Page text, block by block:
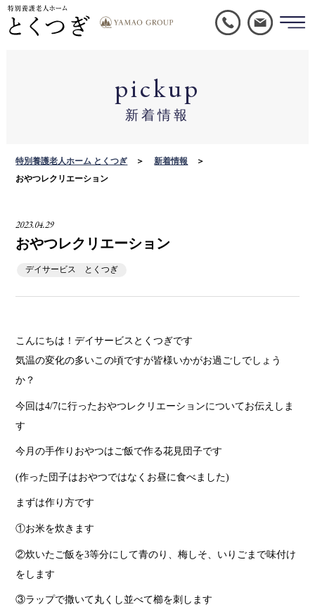
pickup
新着情報
特別養護老人ホーム とくつぎ 新着情報
おやつレクリエーション
2023.04.29
おやつレクリエーション
デイサービス とくつぎ
こんにちは！デイサービスとくつぎです
気温の変化の多いこの頃ですが皆様いかがお過ごしでしょう
か？
今回は4/7に行ったおやつレクリエーションについてお伝えしま
す
今月の手作りおやつはご飯で作る花見団子です
(作った団子はおやつではなくお昼に食べました)
まずは作り方です
①お米を炊きます
②炊いたご飯を3等分にして青のり、梅しそ、いりごまで味付け
をします
③ラップで撒いて丸くし並べて櫛を刺します